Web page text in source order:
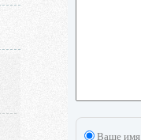
Ваше имя